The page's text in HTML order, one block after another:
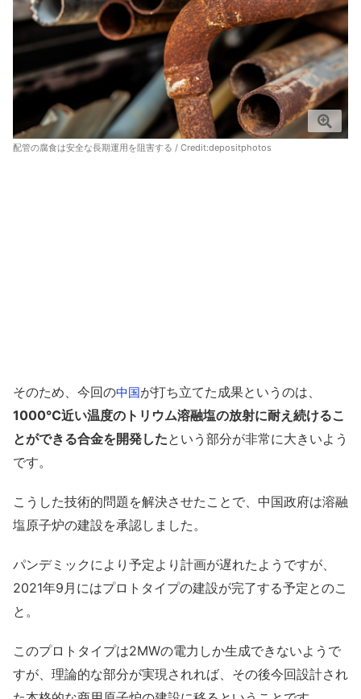
配管の腐食は安全な長期運用を阻害する / Credit:depositphotos
そのため、今回の中国が打ち立てた成果というのは、
1000℃近い温度のトリウム溶融塩の放射に耐え続けるこ
とができる合金を開発したという部分が非常に大きいよう
です。
こうした技術的問題を解決させたことで、中国政府は溶融
塩原子炉の建設を承認しました。
パンデミックにより予定より計画が遅れたようですが、
2021年9月にはプロトタイプの建設が完了する予定とのこ
と。
このプロトタイプは2MWの電力しか生成できないようで
すが、理論的な部分が実現されれば、その後今回設計され